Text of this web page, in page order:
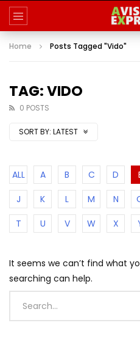
Home Posts Tagged "Vido"
TAG: VIDO
0 POSTS
SORT BY: LATEST
ALL A B C D
J
K L M N
T
U V W X
It seems we can’t find what
searching can help.